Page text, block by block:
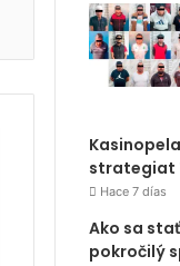
strategiat
Hace 7 días
Ako sa
pokročilý